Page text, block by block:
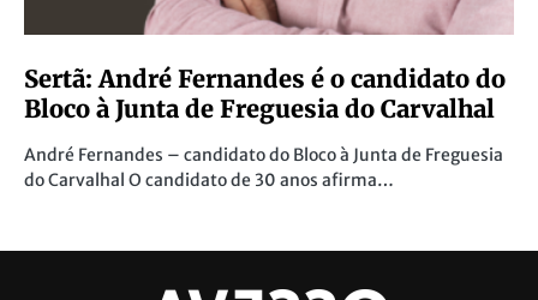
Sertã: André Fernandes é o candidato do
Bloco à Junta de Freguesia do Carvalhal
André Fernandes – candidato do Bloco à Junta de Freguesia
do Carvalhal O candidato de 30 anos afirma…